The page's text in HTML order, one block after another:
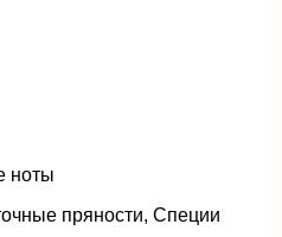
ноты
пряности, Специи